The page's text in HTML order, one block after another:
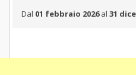
Dal 01 febbraio 2026al 31